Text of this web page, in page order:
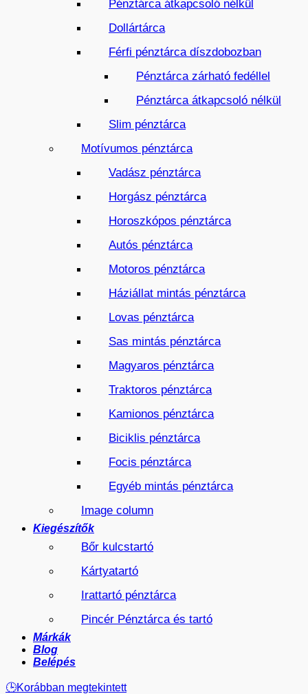
Pénztárca átkapcsoló nélkül
Dollártárca
Férfi pénztárca díszdobozban
Pénztárca zárható fedéllel
Pénztárca átkapcsoló nélkül
Slim pénztárca
Motívumos pénztárca
Vadász pénztárca
Horgász pénztárca
Horoszkópos pénztárca
Autós pénztárca
Motoros pénztárca
Háziállat mintás pénztárca
Lovas pénztárca
Sas mintás pénztárca
Magyaros pénztárca
Traktoros pénztárca
Kamionos pénztárca
Biciklis pénztárca
Focis pénztárca
Egyéb mintás pénztárca
Image column
Kiegészítők
Bőr kulcstartó
Kártyatartó
Irattartó pénztárca
Pincér Pénztárca és tartó
Márkák
Blog
Belépés
🕒Korábban megtekintett